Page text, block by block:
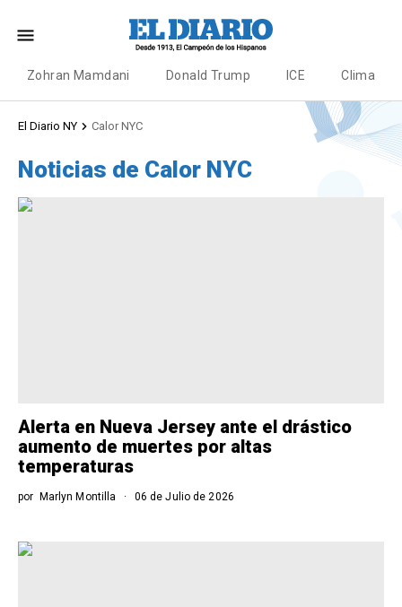
Zohran Mamdani Donald Trump ICE Clima
El Diario NY Calor NYC
Noticias de Calor NYC
Alerta en Nueva Jersey ante el drástico
aumento de muertes por altas
temperaturas
por Marlyn Montilla 06 de Julio de 2026